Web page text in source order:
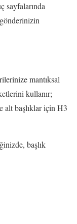
sayfalarında
mantıksal
kullanır;
alt başlıklar için H3
başlık